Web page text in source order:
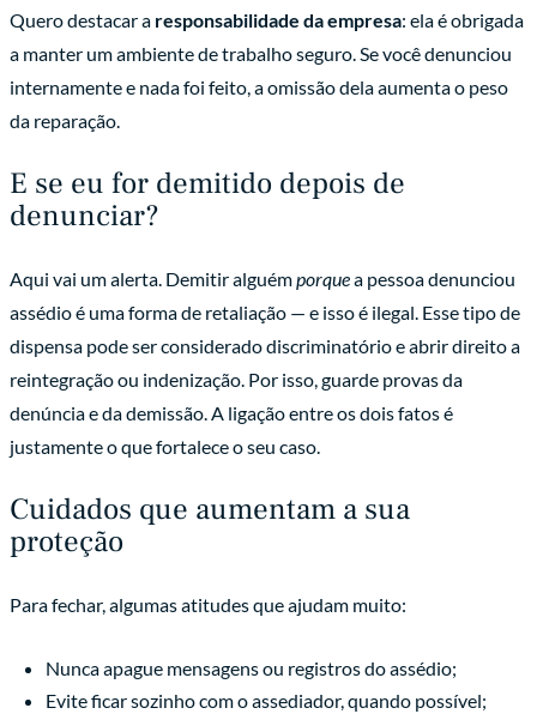
Quero destacar a responsabilidade da empresa: ela é obrigada
a manter um ambiente de trabalho seguro. Se você denunciou
internamente e nada foi feito, a omissão dela aumenta o peso
da reparação.
E se eu for demitido depois de
denunciar?
Aqui vai um alerta. Demitir alguémporquea pessoa denunciou
assédio é uma forma de retaliação — e isso é ilegal. Esse tipo de
dispensa pode ser considerado discriminatório e abrir direito a
reintegração ou indenização. Por isso, guarde provas da
denúncia e da demissão. A ligação entre os dois fatos é
justamente o que fortalece o seu caso.
Cuidados que aumentam a sua
proteção
Para fechar, algumas atitudes que ajudam muito:
Nunca apague mensagens ou registros do assédio;
Evite ficar sozinho com o assediador, quando possível;